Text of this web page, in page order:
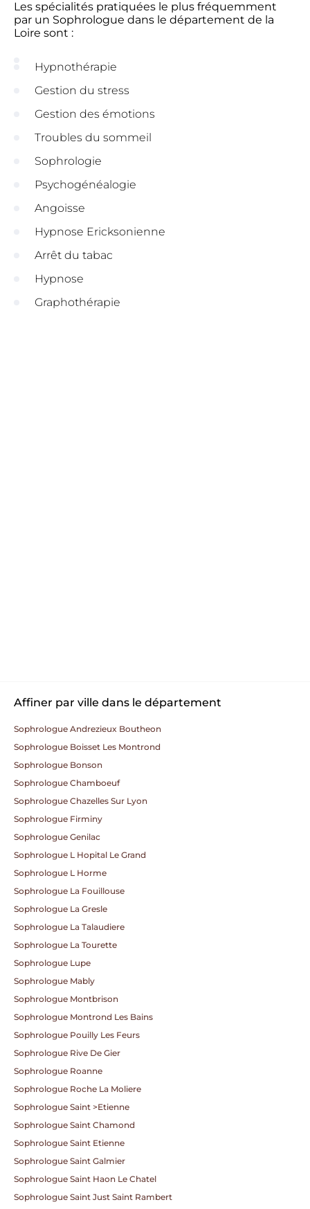
Les spécialités pratiquées le plus fréquemment
par un Sophrologue dans le département de la
Loire sont :
Hypnothérapie
Gestion du stress
Gestion des émotions
Troubles du sommeil
Sophrologie
Psychogénéalogie
Angoisse
Hypnose Ericksonienne
Arrêt du tabac
Hypnose
Graphothérapie
Affiner par ville dans le département
Sophrologue Andrezieux Boutheon
Sophrologue Boisset Les Montrond
Sophrologue Bonson
Sophrologue Chamboeuf
Sophrologue Chazelles Sur Lyon
Sophrologue Firminy
Sophrologue Genilac
Sophrologue L Hopital Le Grand
Sophrologue L Horme
Sophrologue La Fouillouse
Sophrologue La Gresle
Sophrologue La Talaudiere
Sophrologue La Tourette
Sophrologue Lupe
Sophrologue Mably
Sophrologue Montbrison
Sophrologue Montrond Les Bains
Sophrologue Pouilly Les Feurs
Sophrologue Rive De Gier
Sophrologue Roanne
Sophrologue Roche La Moliere
Sophrologue Saint >etienne
Sophrologue Saint Chamond
Sophrologue Saint Etienne
Sophrologue Saint Galmier
Sophrologue Saint Haon Le Chatel
Sophrologue Saint Just Saint Rambert